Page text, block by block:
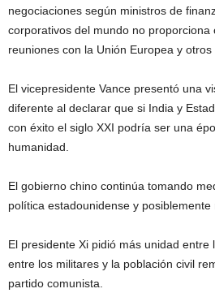
negociaciones según ministros de
corporativos del mundo no proporciona
reuniones con la Unión Europea y otros
El vicepresidente Vance presentó una
diferente al declarar que si India y
con éxito el siglo XXI podría ser una
humanidad.
El gobierno chino continúa tomando
política estadounidense y posiblemente
El presidente Xi pidió más unidad
entre los militares y la población civil
partido comunista.